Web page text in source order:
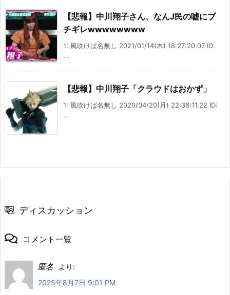
【悲報】中川翔子さん、なんJ民の嘘にブ
チギレwwwwwwww
1: 風吹けば名無し 2021/01/14(木) 18:27:20.07 ID:
...
【悲報】中川翔子「クラウドはおかず」
1: 風吹けば名無し 2020/04/20(月) 22:38:11.22 ID:
...
ディスカッション
コメント一覧
匿名
より:
2025年8月7日 9:01 PM